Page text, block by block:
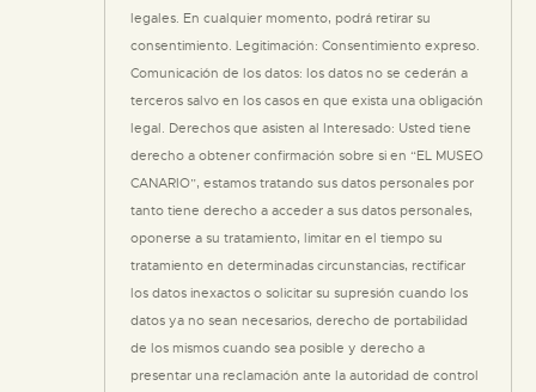
legales. En cualquier momento, podrá retirar su
consentimiento. Legitimación: Consentimiento expreso.
Comunicación de los datos: los datos no se cederán a
terceros salvo en los casos en que exista una obligación
legal. Derechos que asisten al Interesado: Usted tiene
derecho a obtener confirmación sobre si en “EL MUSEO
CANARIO”, estamos tratando sus datos personales por
tanto tiene derecho a acceder a sus datos personales,
oponerse a su tratamiento, limitar en el tiempo su
tratamiento en determinadas circunstancias, rectificar
los datos inexactos o solicitar su supresión cuando los
datos ya no sean necesarios, derecho de portabilidad
de los mismos cuando sea posible y derecho a
presentar una reclamación ante la autoridad de control